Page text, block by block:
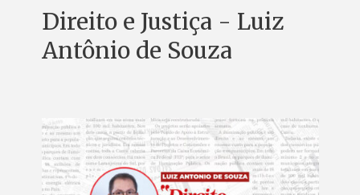
Direito e Justiça - Luiz
Antônio de Souza